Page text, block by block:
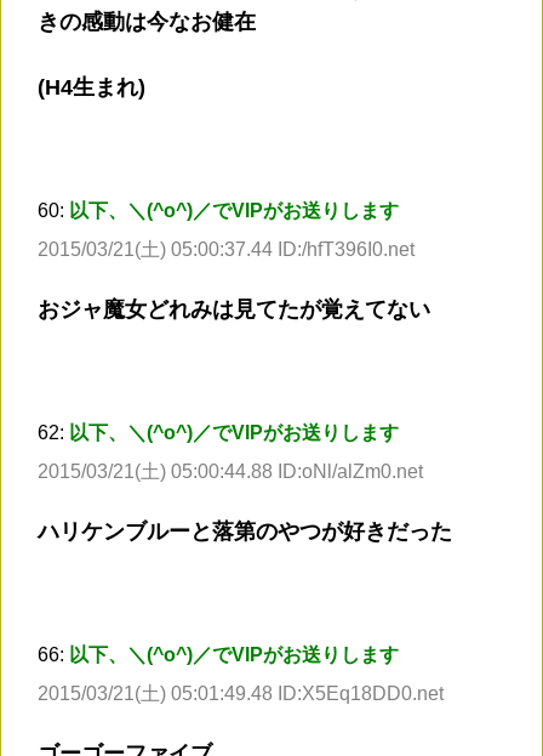
きの感動は今なお健在
(H4生まれ)
60: 以下、＼(^o^)／でVIPがお送りします
2015/03/21(土) 05:00:37.44 ID:/hfT396I0.net
おジャ魔女どれみは見てたが覚えてない
62: 以下、＼(^o^)／でVIPがお送りします
2015/03/21(土) 05:00:44.88 ID:oNl/alZm0.net
ハリケンブルーと落第のやつが好きだった
66: 以下、＼(^o^)／でVIPがお送りします
2015/03/21(土) 05:01:49.48 ID:X5Eq18DD0.net